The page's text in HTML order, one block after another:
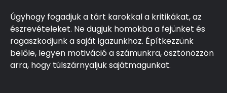
Úgyhogy fogadjuk a tárt karokkal a kritikákat, az
észrevételeket. Ne dugjuk homokba a fejünket és
ragaszkodjunk a saját igazunkhoz. Építkezzünk
belőle, legyen motiváció a számunkra, ösztönözzön
arra, hogy túlszárnyaljuk sajátmagunkat.